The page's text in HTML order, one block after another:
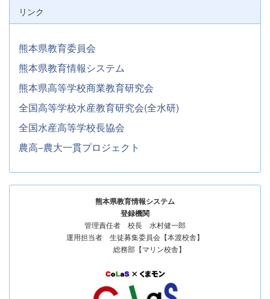
リンク
熊本県教育委員会
熊本県教育情報システム
熊本県高等学校商業教育研究会
全国高等学校水産教育研究会(全水研)
全国水産高等学校長協会
農高−農大一貫プロジェクト
熊本県教育情報システム
登録機関
管理責任者 校長 水村健一郎
運用担当者 生徒募集委員会【本渡校舎】
総務部【マリン校舎】